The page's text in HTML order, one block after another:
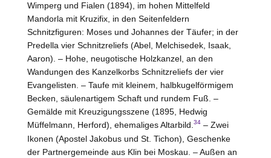
Wimperg und Fialen (1894), im hohen Mittelfeld
Mandorla mit Kruzifix, in den Seitenfeldern
Schnitzfiguren: Moses und Johannes der Täufer; in der
Predella vier Schnitzreliefs (Abel, Melchisedek, Isaak,
Aaron). – Hohe, neugotische Holzkanzel, an den
Wandungen des Kanzelkorbs Schnitzreliefs der vier
Evangelisten. – Taufe mit kleinem, halbkugelförmigem
Becken, säulenartigem Schaft und rundem Fuß. –
Gemälde mit Kreuzigungsszene (1895, Hedwig
Müffelmann, Herford), ehemaliges Altarbild.34– Zwei
Ikonen (Apostel Jakobus und St. Tichon), Geschenke
der Partnergemeinde aus Klin bei Moskau. – Außen an